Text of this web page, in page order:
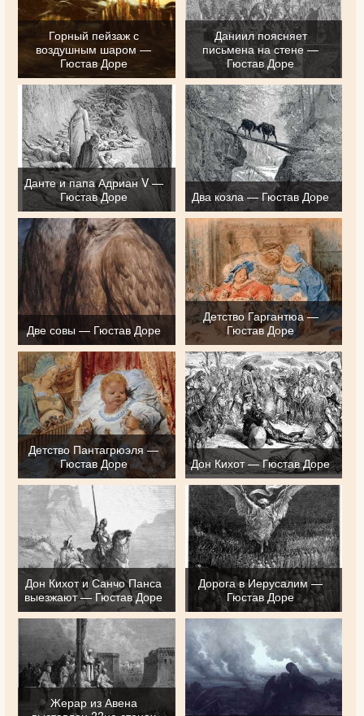
Горный пейзаж с
воздушным шаром —
Гюстав Доре
Даниил поясняет
письмена на стене —
Гюстав Доре
Данте и папа Адриан V —
Гюстав Доре
Два козла — Гюстав Доре
Две совы — Гюстав Доре
Детство Гаргантюа —
Гюстав Доре
Детство Пантагрюэля —
Гюстав Доре
Дон Кихот — Гюстав Доре
Дон Кихот и Санчо Панса
выезжают — Гюстав Доре
Дорога в Иерусалим —
Гюстав Доре
Жерар из Авена